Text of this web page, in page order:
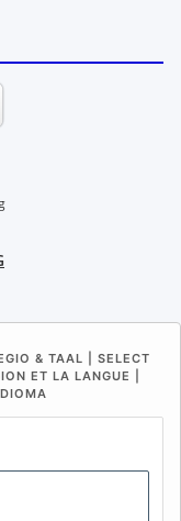
& TAAL | SELECT
ET LA LANGUE |
(FR) NL